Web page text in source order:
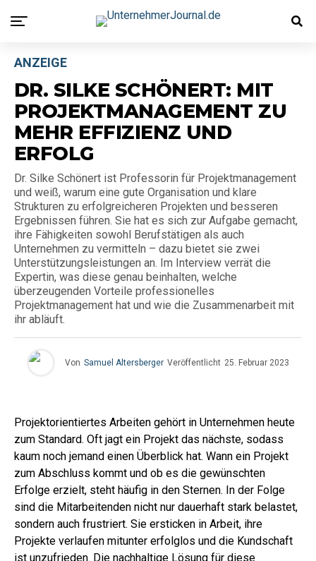
ANZEIGE
DR. SILKE SCHÖNERT: MIT
PROJEKTMANAGEMENT ZU
MEHR EFFIZIENZ UND
ERFOLG
Dr. Silke Schönert ist Professorin für Projektmanagement
und weiß, warum eine gute Organisation und klare
Strukturen zu erfolgreicheren Projekten und besseren
Ergebnissen führen. Sie hat es sich zur Aufgabe gemacht,
ihre Fähigkeiten sowohl Berufstätigen als auch
Unternehmen zu vermitteln – dazu bietet sie zwei
Unterstützungsleistungen an. Im Interview verrät die
Expertin, was diese genau beinhalten, welche
überzeugenden Vorteile professionelles
Projektmanagement hat und wie die Zusammenarbeit mit
ihr abläuft.
Von Samuel Altersberger Veröffentlicht 25. Februar 2023
Projektorientiertes Arbeiten gehört in Unternehmen heute
zum Standard. Oft jagt ein Projekt das nächste, sodass
kaum noch jemand einen Überblick hat. Wann ein Projekt
zum Abschluss kommt und ob es die gewünschten
Erfolge erzielt, steht häufig in den Sternen. In der Folge
sind die Mitarbeitenden nicht nur dauerhaft stark belastet,
sondern auch frustriert. Sie ersticken in Arbeit, ihre
Projekte verlaufen mitunter erfolglos und die Kundschaft
ist unzufrieden. Die nachhaltige Lösung für diese